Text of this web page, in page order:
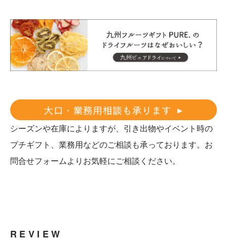
シーズンや在庫によりますが、引き出物やイベント時の
プチギフト、業務用などのご相談も承っております。お
問合せフォームよりお気軽にご相談ください。
REVIEW